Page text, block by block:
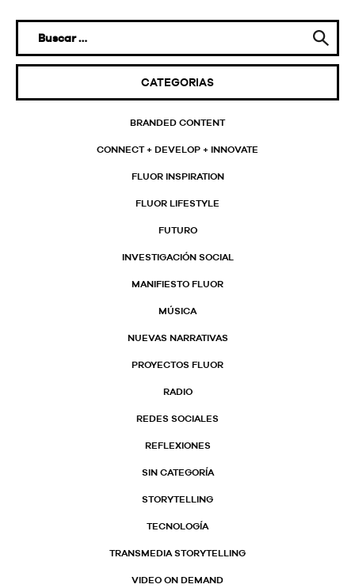
CATEGORIAS
BRANDED CONTENT
CONNECT + DEVELOP + INNOVATE
FLUOR INSPIRATION
FLUOR LIFESTYLE
FUTURO
INVESTIGACIÓN SOCIAL
MANIFIESTO FLUOR
MÚSICA
NUEVAS NARRATIVAS
PROYECTOS FLUOR
RADIO
REDES SOCIALES
REFLEXIONES
SIN CATEGORÍA
STORYTELLING
TECNOLOGÍA
TRANSMEDIA STORYTELLING
VIDEO ON DEMAND